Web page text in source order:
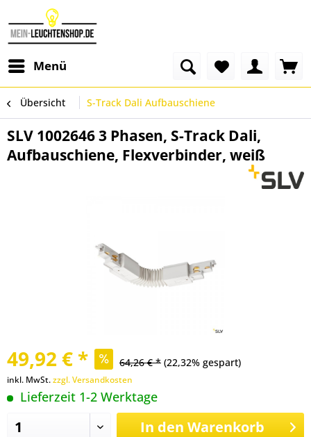
Menü
Übersicht S-Track Dali Aufbauschiene
SLV 1002646 3 Phasen, S-Track Dali,
Aufbauschiene, Flexverbinder, weiß
49,92 € * 64,26 € * (22,32% gespart)
inkl. MwSt.zzgl. Versandkosten
Lieferzeit 1-2 Werktage
In den Warenkorb